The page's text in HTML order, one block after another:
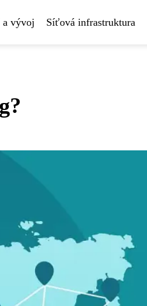
a vývoj Síťová infrastruktura